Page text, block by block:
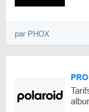
par PHOX